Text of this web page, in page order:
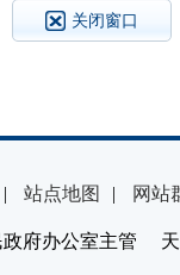
关闭窗口
| 站点地图 | 网站
府办公室主管 天